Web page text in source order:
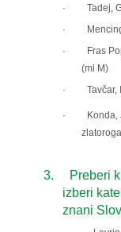
· Tadej,
·
·
Fras
(ml M)
· Tavčar,
· Konda,
3.
Preberi
izberi
znani